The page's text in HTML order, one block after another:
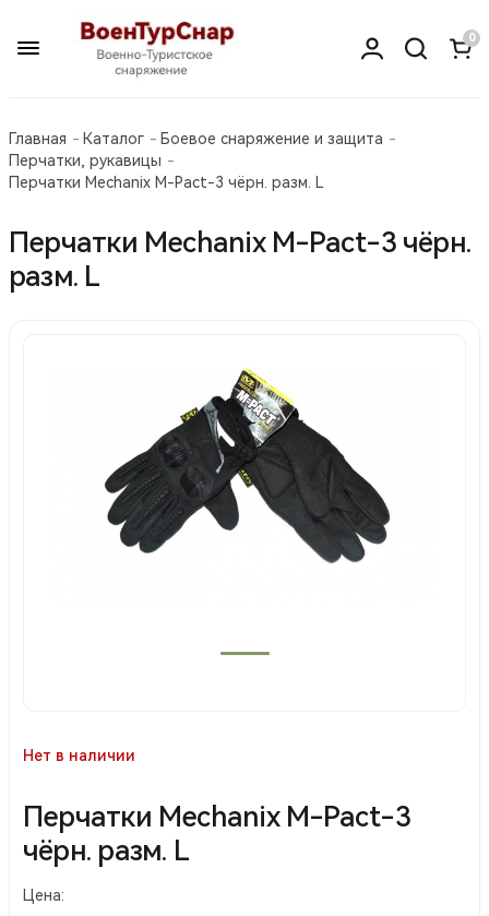
0
Главная Каталог
Боевое снаряжение и защита
Перчатки, рукавицы
Перчатки Mechanix M-Pact-3 чёрн. разм. L
Перчатки Mechanix M-Pact-3 чёрн.
разм. L
Нет в наличии
Перчатки Mechanix M-Pact-3
чёрн. разм. L
Цена: